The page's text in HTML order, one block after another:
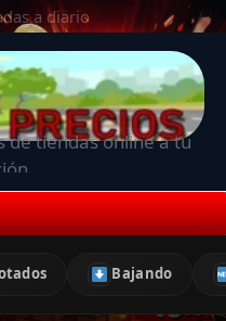
a diario
de tiendas online a tu
Bajando